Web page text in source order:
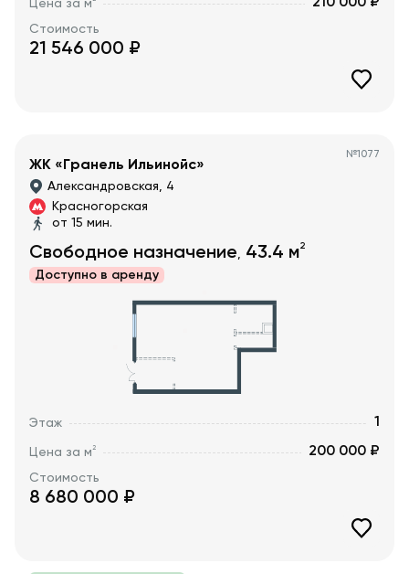
Цена за м
Стоимость
21 546 000 ₽
№1077
ЖК «Гранель Ильинойс»
Александровская, 4
Красногорская
от 15 мин.
Свободное назначение 43.4 м2
Доступно в аренду
Этаж 1
Цена за м2 200 000 ₽
Стоимость
8 680 000 ₽